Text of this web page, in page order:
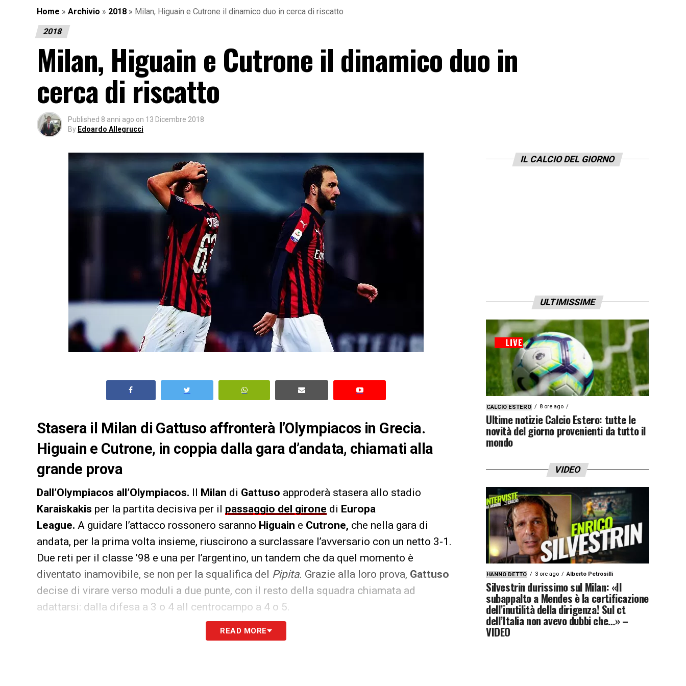
Home » Archivio » 2018 » Milan, Higuain e Cutrone il dinamico duo in cerca di riscatto
2018
Milan, Higuain e Cutrone il dinamico duo in
cerca di riscatto
Published 8 anni ago on 13 Dicembre 2018
By Edoardo Allegrucci
Stasera il Milan di Gattuso affronterà l’Olympiacos in Grecia.
Higuain e Cutrone, in coppia dalla gara d’andata, chiamati alla
grande prova
Dall’Olympiacos all’Olympiacos. Il Milan di Gattuso approderà stasera allo stadio
Karaiskakis per la partita decisiva per il passaggio del girone di Europa
League. A guidare l’attacco rossonero saranno Higuain e Cutrone, che nella gara di
andata, per la prima volta insieme, riuscirono a surclassare l’avversario con un netto 3-1.
Due reti per il classe ’98 e una per l’argentino, un tandem che da quel momento è
diventato inamovibile, se non per la squalifica del Pipita. Grazie alla loro prova, Gattuso
decise di virare verso moduli a due punte, con il resto della squadra chiamata ad
adattarsi: dalla difesa a 3 o 4 all centrocampo a 4 o 5.
insieme fanno faville e sono la vera arma in più di questo
READ MORE
IL CALCIO DEL GIORNO
ULTIMISSIME
CALCIO ESTERO 8 ore ago
Ultime notizie Calcio Estero: tutte le
novità del giorno provenienti da tutto il
mondo
VIDEO
HANNO DETTO 3 ore ago Alberto Petrosilli
Silvestrin durissimo sul Milan: «Il
subappalto a Mendes è la certificazione
dell’inutilità della dirigenza! Sul ct
dell’Italia non avevo dubbi che…» –
VIDEO